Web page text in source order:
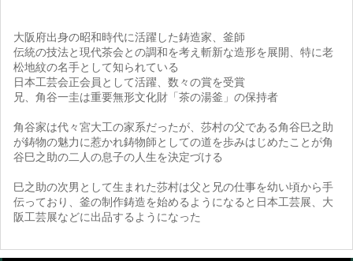
大阪府出身の昭和時代に活躍した鋳造家、釜師
伝統の技法と現代茶会との調和を考え斬新な造形を展開、特に老
松地紋の名手として知られている
日本工芸会正会員として活躍、数々の賞を受賞
兄、角谷一圭は重要無形文化財「茶の湯釜」の保持者
角谷家は代々宮大工の家系だったが、莎村の父である角谷巳之助
が鋳物の魅力に惹かれ鋳物師としての道を歩みはじめたことが角
谷巳之助の二人の息子の人生を決定づける
巳之助の次男として生まれた莎村は父と兄の仕事を幼い頃から手
伝っており、釜の制作鋳造を始めるようになると日本工芸展、大
阪工芸展などに出品するようになった